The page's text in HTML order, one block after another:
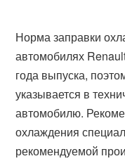
Норма заправки
автомобилях
года выпуска,
указывается в
автомобилю.
охлаждения
рекомендуемой